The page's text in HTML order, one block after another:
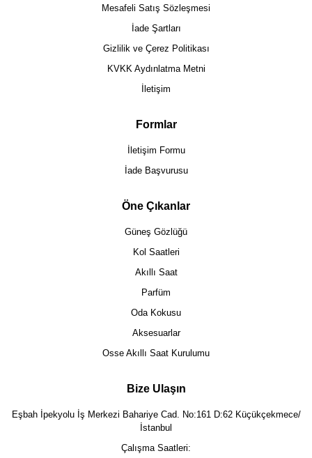
Mesafeli Satış Sözleşmesi
İade Şartları
Gizlilik ve Çerez Politikası
KVKK Aydınlatma Metni
İletişim
Formlar
İletişim Formu
İade Başvurusu
Öne Çıkanlar
Güneş Gözlüğü
Kol Saatleri
Akıllı Saat
Parfüm
Oda Kokusu
Aksesuarlar
Osse Akıllı Saat Kurulumu
Bize Ulaşın
Eşbah İpekyolu İş Merkezi Bahariye Cad. No:161 D:62 Küçükçekmece/
İstanbul
Çalışma Saatleri: